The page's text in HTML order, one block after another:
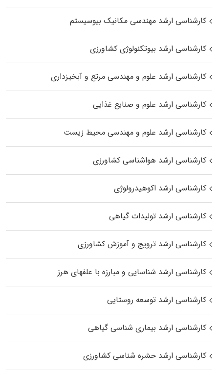
کارشناسی ارشد مهندسی مکانیک بیوسیستم
کارشناسی ارشد بیوتکنولوژی کشاورزی
کارشناسی ارشد علوم و مهندسی مرتع و آبخیزداری
کارشناسی ارشد علوم و صنایع غذایی
کارشناسی ارشد علوم و مهندسی محیط زیست
کارشناسی ارشد هواشناسی کشاورزی
کارشناسی ارشد اکوهیدرولوژی
کارشناسی ارشد تولیدات گیاهی
کارشناسی ارشد ترویج و آموزش کشاورزی
کارشناسی ارشد شناسایی و مبارزه با علفهای هرز
کارشناسی ارشد توسعه روستایی
کارشناسی ارشد بیماری‌ شناسی گیاهی
کارشناسی ارشد حشره‌ شناسی کشاورزی